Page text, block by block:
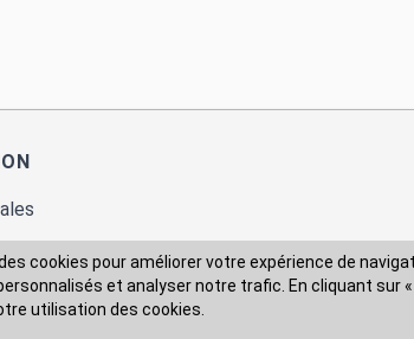
cookies pour améliorer votre expérience de
et analyser notre trafic. En cliquant sur
utilisation des cookies.
données